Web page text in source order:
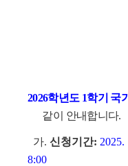
2026학년도 1학기 국
같이 안내합니다.
가. 신청기간: 2025.
8:00